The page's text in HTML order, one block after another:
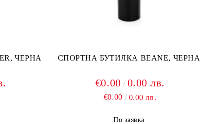
ЧЕРНА СПОРТНА БУТИЛКА BEANE, ЧЕРНА
€0.00 0.00 лв.
€0.00 0.00 лв.
По заявка